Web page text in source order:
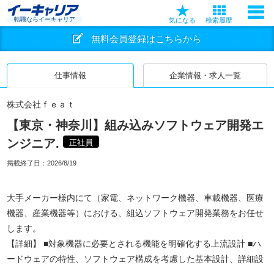
転職ならイーキャリア 気になる 検索履歴
無料会員登録はこちらから
仕事情報 企業情報・求人一覧
株式会社ｆｅａｔ
【東京・神奈川】組み込みソフトウェア開発エ
ンジニア.
正社員
掲載終了日： 2026/8/19
大手メーカー様内にて（家電、ネットワーク機器、車載機器、医療
機器、産業機器等）における、組込ソフトウェア開発業務をお任せ
します。
【詳細】 ■対象機器に必要とされる機能を明確化する上流設計 ■ハ
ードウェアの特性、ソフトウェア構成を考慮した基本設計、詳細設